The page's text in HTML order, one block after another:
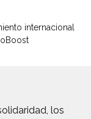
internacional
los